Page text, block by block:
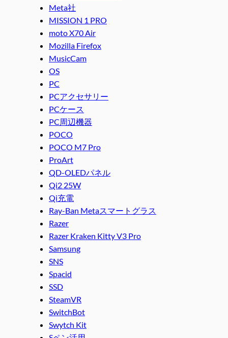
Meta社
MISSION 1 PRO
moto X70 Air
Mozilla Firefox
MusicCam
OS
PC
PCアクセサリー
PCケース
PC周辺機器
POCO
POCO M7 Pro
ProArt
QD-OLEDパネル
Qi2 25W
Qi充電
Ray-Ban Metaスマートグラス
Razer
Razer Kraken Kitty V3 Pro
Samsung
SNS
Spacid
SSD
SteamVR
SwitchBot
Swytch Kit